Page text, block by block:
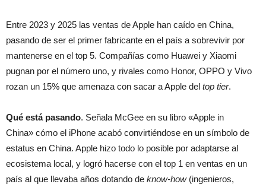
Entre 2023 y 2025 las ventas de Apple han caído en China,
pasando de ser el primer fabricante en el país a sobrevivir por
mantenerse en el top 5. Compañías como Huawei y Xiaomi
pugnan por el número uno, y rivales como Honor, OPPO y Vivo
rozan un 15% que amenaza con sacar a Apple del top tier.
Qué está pasando. Señala McGee en su libro «Apple in
China» cómo el iPhone acabó convirtiéndose en un símbolo de
estatus en China. Apple hizo todo lo posible por adaptarse al
ecosistema local, y logró hacerse con el top 1 en ventas en un
país al que llevaba años dotando de know-how (ingenieros,